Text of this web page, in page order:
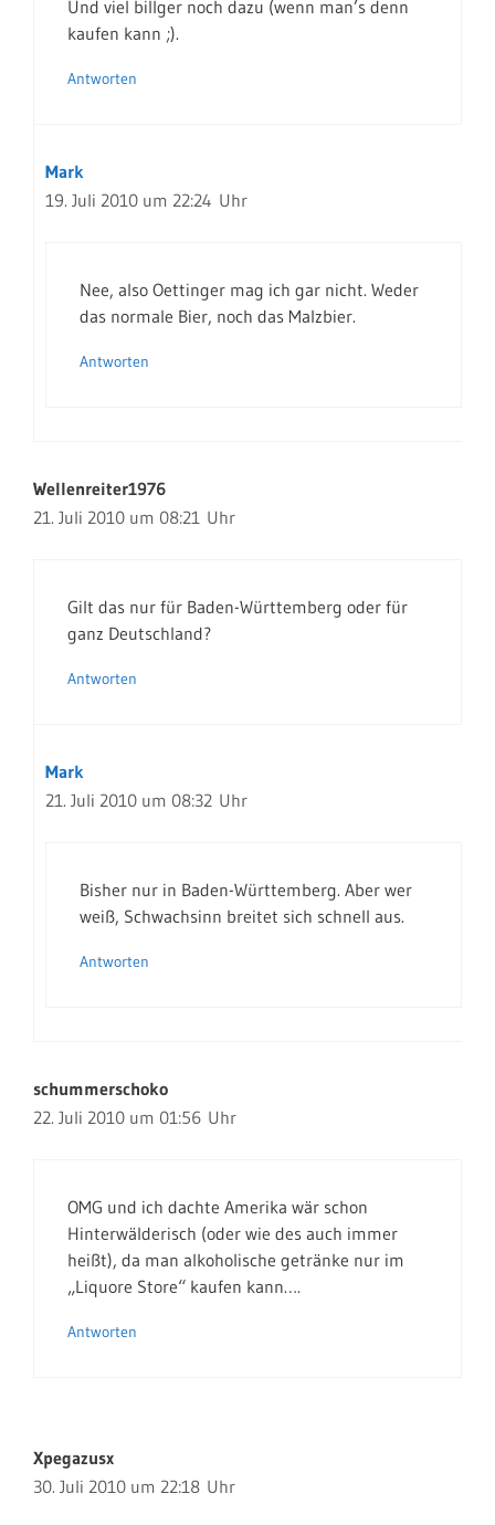
Und viel billger noch dazu (wenn man’s denn
kaufen kann ;).
Antworten
Mark
19. Juli 2010 um 22:24 Uhr
Nee, also Oettinger mag ich gar nicht. Weder
das normale Bier, noch das Malzbier.
Antworten
Wellenreiter1976
21. Juli 2010 um 08:21 Uhr
Gilt das nur für Baden-Württemberg oder für
ganz Deutschland?
Antworten
Mark
21. Juli 2010 um 08:32 Uhr
Bisher nur in Baden-Württemberg. Aber wer
weiß, Schwachsinn breitet sich schnell aus.
Antworten
schummerschoko
22. Juli 2010 um 01:56 Uhr
OMG und ich dachte Amerika wär schon
Hinterwälderisch (oder wie des auch immer
heißt), da man alkoholische getränke nur im
„Liquore Store“ kaufen kann….
Antworten
Xpegazusx
30. Juli 2010 um 22:18 Uhr